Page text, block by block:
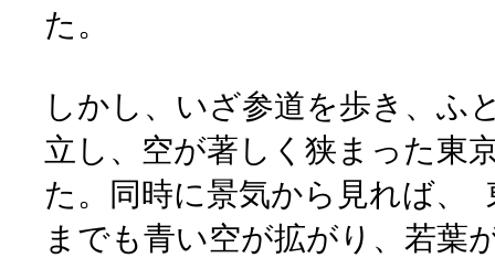
た。
しかし、いざ参道を歩き、ふ
立し、空が著しく狭まった東
た。同時に景気から見れば、
までも青い空が拡がり、若葉